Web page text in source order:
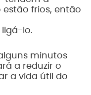
frios, então
lo.
minutos
a reduzir o
a vida útil do